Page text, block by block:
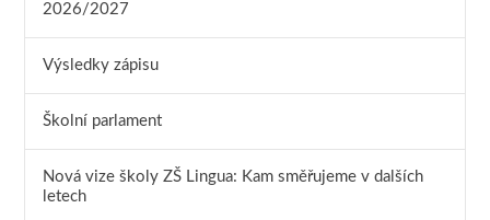
2026/2027
Výsledky zápisu
Školní parlament
Nová vize školy ZŠ Lingua: Kam směřujeme v dalších
letech